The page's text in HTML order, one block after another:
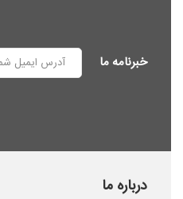
خبرنامه ما
درباره ما